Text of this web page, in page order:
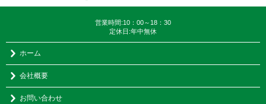
営業時間:10：00～18：30
定休日:年中無休
ホーム
会社概要
お問い合わせ